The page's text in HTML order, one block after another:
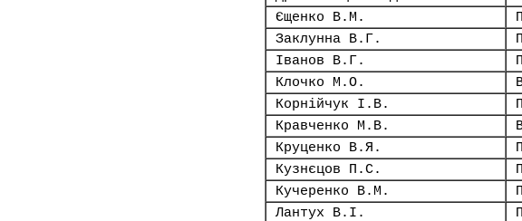
Єщенко В.М.
Заклунна В.Г.
Іванов В.Г.
Клочко М.О.
Корнійчук І.В.
Кравченко М.В.
Круценко В.Я.
Кузнєцов П.С.
Кучеренко В.М.
Лантух В.І.